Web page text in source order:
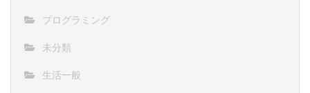
プログラミング
未分類
生活一般